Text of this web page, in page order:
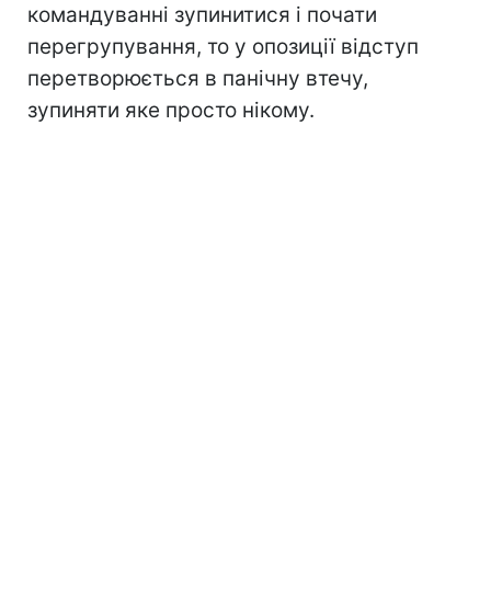
командуванні зупинитися і почати
перегрупування, то у опозиції відступ
перетворюється в панічну втечу,
зупиняти яке просто нікому.